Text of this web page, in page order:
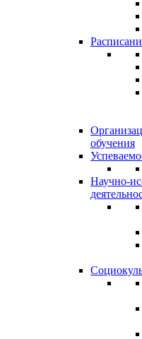
обучения
Научно-